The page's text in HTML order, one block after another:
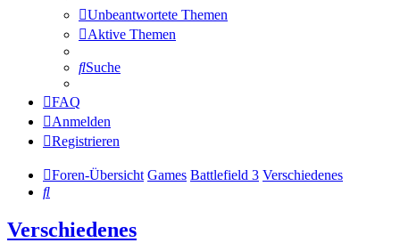
Unbeantwortete Themen
Aktive Themen
Suche
FAQ
Anmelden
Registrieren
Foren-Übersicht Games Battlefield 3 Verschiedenes
Suche
Verschiedenes